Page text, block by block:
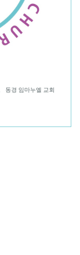
동경 임마누엘 교회